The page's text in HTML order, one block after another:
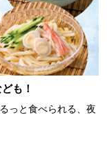
も！
っと食べられる、夜